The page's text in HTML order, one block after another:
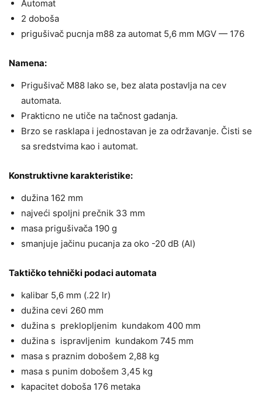
Automat
2 doboša
prigušivač pucnja m88 za automat 5,6 mm MGV — 176
Namena:
Prigušivač M88 lako se, bez alata postavlja na cev
automata.
Prakticno ne utiče na tačnost gadanja.
Brzo se rasklapa i jednostavan je za održavanje. Čisti se
sa sredstvima kao i automat.
Konstruktivne karakteristike:
dužina 162 mm
najveći spoljni prečnik 33 mm
masa prigušivača 190 g
smanjuje jačinu pucanja za oko -20 dB (Al)
Taktičko tehnički podaci automata
kalibar 5,6 mm (.22 lr)
dužina cevi 260 mm
dužina s preklopljenim kundakom 400 mm
dužina s ispravljenim kundakom 745 mm
masa s praznim dobošem 2,88 kg
masa s punim dobošem 3,45 kg
kapacitet doboša 176 metaka